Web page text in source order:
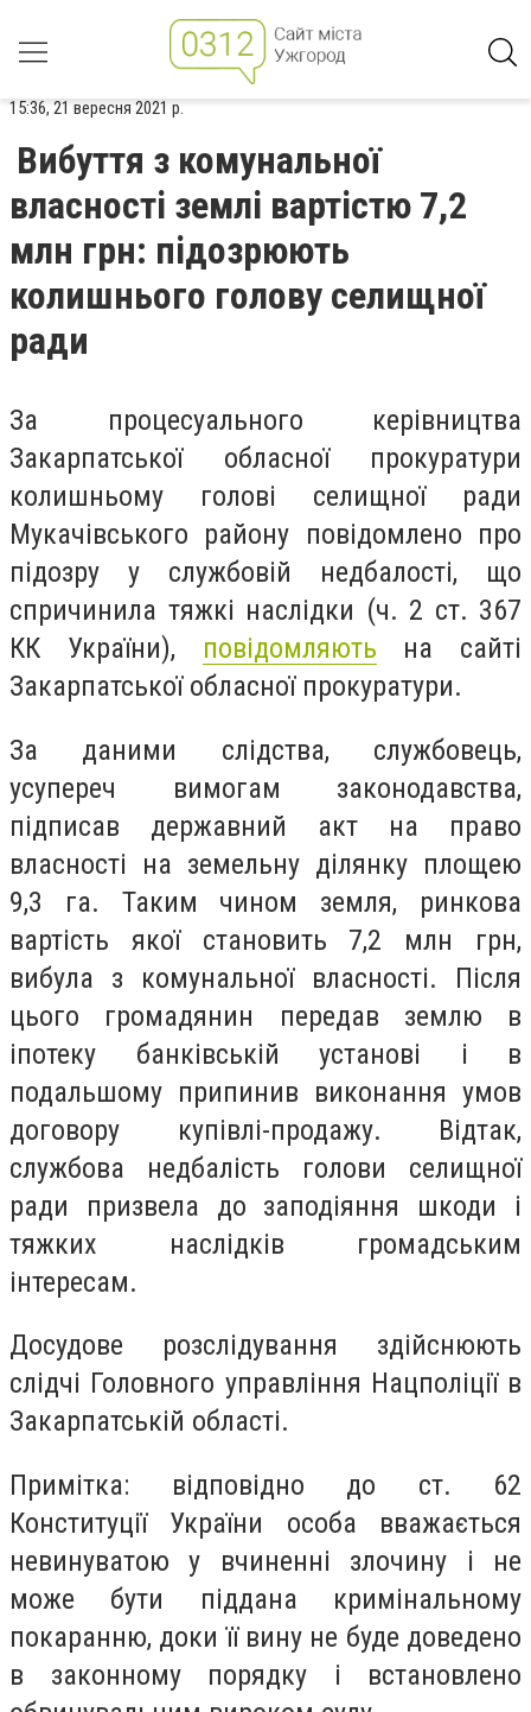
15:36, 21 вересня 2021 р.
Вибуття з комунальної
власності землі вартістю 7,2
млн грн: підозрюють
колишнього голову селищної
ради
За процесуального керівництва
Закарпатської обласної прокуратури
колишньому голові селищної ради
Мукачівського району повідомлено про
підозру у службовій недбалості, що
спричинила тяжкі наслідки (ч. 2 ст. 367
КК України), повідомляють на сайті
Закарпатської обласної прокуратури.
За даними слідства, службовець,
усупереч вимогам законодавства,
підписав державний акт на право
власності на земельну ділянку площею
9,3 га. Таким чином земля, ринкова
вартість якої становить 7,2 млн грн,
вибула з комунальної власності. Після
цього громадянин передав землю в
іпотеку банківській установі і в
подальшому припинив виконання умов
договору купівлі-продажу. Відтак,
службова недбалість голови селищної
ради призвела до заподіяння шкоди і
тяжких наслідків громадським
інтересам.
Досудове розслідування здійснюють
слідчі Головного управління Нацполіції в
Закарпатській області.
Примітка: відповідно до ст. 62
Конституції України особа вважається
невинуватою у вчиненні злочину і не
може бути піддана кримінальному
покаранню, доки її вину не буде доведено
в законному порядку і встановлено